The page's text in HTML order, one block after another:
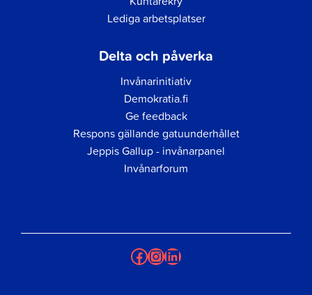
Lediga arbetsplatser
Delta och påverka
Invånarinitiativ
Demokratia.fi
Ge feedback
Respons gällande gatuunderhållet
Jeppis Gallup - invånarpanel
Invånarforum
Facebook
Instagram
LinkedIn